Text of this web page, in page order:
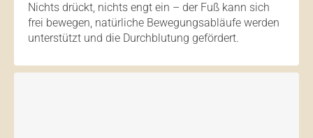
Nichts drückt, nichts engt ein – der Fuß kann sich
frei bewegen, natürliche Bewegungsabläufe werden
unterstützt und die Durchblutung gefördert.